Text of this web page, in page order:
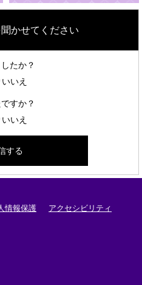
かせてください
たか？
いいえ
すか？
いいえ
情報保護 アクセシビリティ